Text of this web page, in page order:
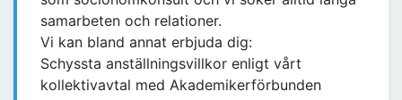
samarbeten och relationer.
Vi kan bland annat erbjuda dig:
Schyssta anställningsvillkor enligt vårt
kollektivavtal med Akademikerförbunden